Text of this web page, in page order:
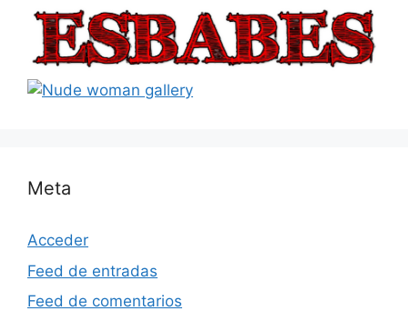
Meta
Acceder
Feed de entradas
Feed de comentarios